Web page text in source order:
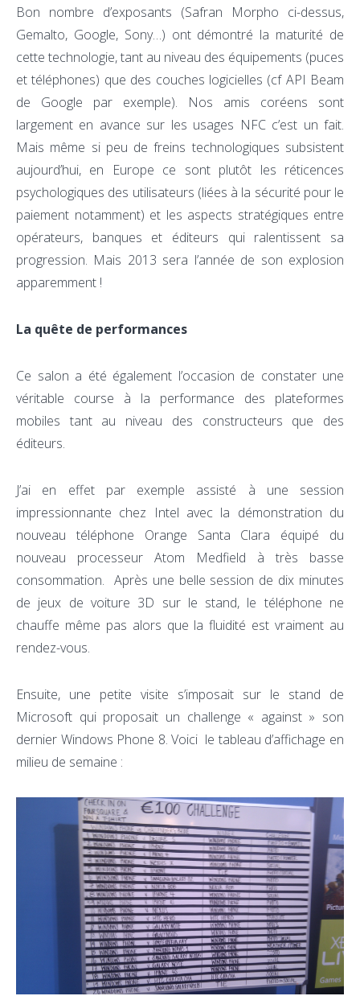
Bon nombre d’exposants (Safran Morpho ci-dessus,
Gemalto, Google, Sony…) ont démontré la maturité de
cette technologie, tant au niveau des équipements (puces
et téléphones) que des couches logicielles (cf API Beam
de Google par exemple). Nos amis coréens sont
largement en avance sur les usages NFC c’est un fait.
Mais même si peu de freins technologiques subsistent
aujourd’hui, en Europe ce sont plutôt les réticences
psychologiques des utilisateurs (liées à la sécurité pour le
paiement notamment) et les aspects stratégiques entre
opérateurs, banques et éditeurs qui ralentissent sa
progression. Mais 2013 sera l’année de son explosion
apparemment !
La quête de performances
Ce salon a été également l’occasion de constater une
véritable course à la performance des plateformes
mobiles tant au niveau des constructeurs que des
éditeurs.
J’ai en effet par exemple assisté à une session
impressionnante chez Intel avec la démonstration du
nouveau téléphone Orange Santa Clara équipé du
nouveau processeur Atom Medfield à très basse
consommation. Après une belle session de dix minutes
de jeux de voiture 3D sur le stand, le téléphone ne
chauffe même pas alors que la fluidité est vraiment au
rendez-vous.
Ensuite, une petite visite s’imposait sur le stand de
Microsoft qui proposait un challenge « against » son
dernier Windows Phone 8. Voici le tableau d’affichage en
milieu de semaine :